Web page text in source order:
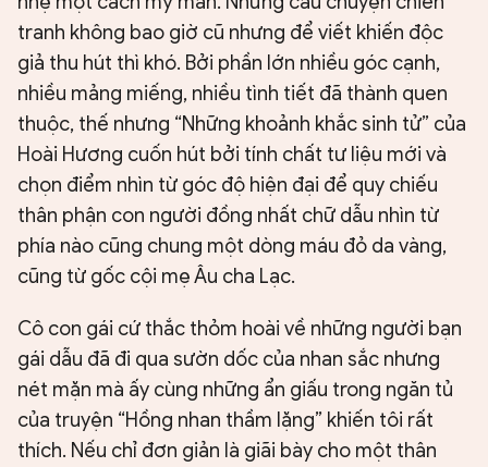
tranh không bao giờ cũ nhưng để viết khiến độc
giả thu hút thì khó. Bởi phần lớn nhiều góc cạnh,
nhiều mảng miếng, nhiều tình tiết đã thành quen
thuộc, thế nhưng “Những khoảnh khắc sinh tử” của
Hoài Hương cuốn hút bởi tính chất tư liệu mới và
chọn điểm nhìn từ góc độ hiện đại để quy chiếu
thân phận con người đồng nhất chữ dẫu nhìn từ
phía nào cũng chung một dòng máu đỏ da vàng,
cũng từ gốc cội mẹ Âu cha Lạc.
Cô con gái cứ thắc thỏm hoài về những người bạn
gái dẫu đã đi qua sườn dốc của nhan sắc nhưng
nét mặn mà ấy cùng những ẩn giấu trong ngăn tủ
của truyện “Hồng nhan thầm lặng” khiến tôi rất
thích. Nếu chỉ đơn giản là giãi bày cho một thân